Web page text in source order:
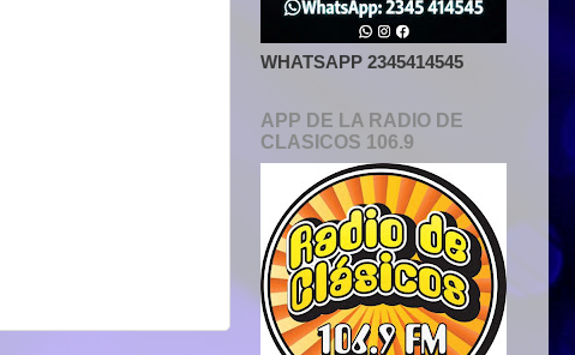
WHATSAPP 2345414545
APP DE LA RADIO DE
CLASICOS 106.9